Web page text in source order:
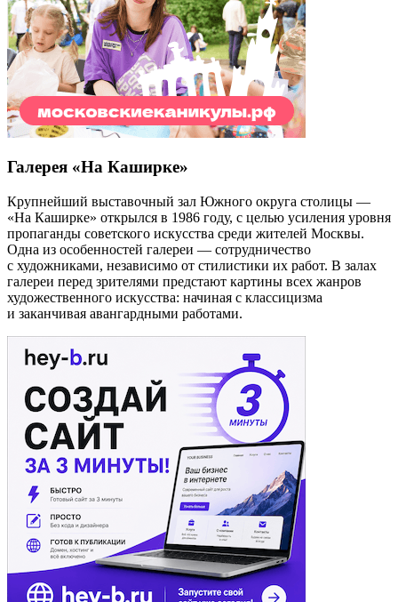
Галерея «На Каширке»
Крупнейший выставочный зал Южного округа столицы —
«На Каширке» открылся в 1986 году, с целью усиления уровня
пропаганды советского искусства среди жителей Москвы.
Одна из особенностей галереи — сотрудничество
с художниками, независимо от стилистики их работ. В залах
галереи перед зрителями предстают картины всех жанров
художественного искусства: начиная с классицизма
и заканчивая авангардными работами.